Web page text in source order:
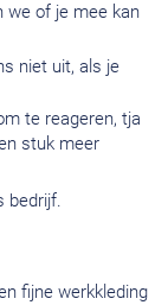
we of je mee kan
niet uit, als je
te reageren, tja
stuk meer
bedrijf.
fijne werkkleding